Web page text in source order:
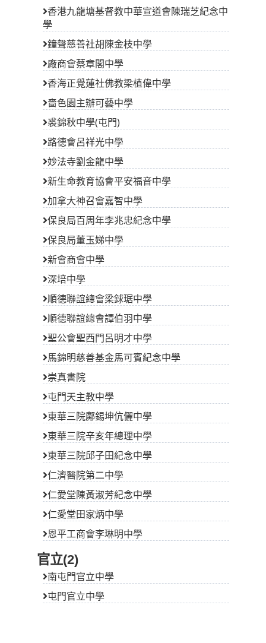
香港九龍塘基督教中華宣道會陳瑞芝紀念中
學
鐘聲慈善社胡陳金枝中學
廠商會蔡章閣中學
香海正覺蓮社佛教梁植偉中學
嗇色園主辦可藝中學
裘錦秋中學(屯門)
路德會呂祥光中學
妙法寺劉金龍中學
新生命教育協會平安福音中學
加拿大神召會嘉智中學
保良局百周年李兆忠紀念中學
保良局董玉娣中學
新會商會中學
深培中學
順德聯誼總會梁銶琚中學
順德聯誼總會譚伯羽中學
聖公會聖西門呂明才中學
馬錦明慈善基金馬可賓紀念中學
崇真書院
屯門天主教中學
東華三院鄺錫坤伉儷中學
東華三院辛亥年總理中學
東華三院邱子田紀念中學
仁濟醫院第二中學
仁愛堂陳黃淑芳紀念中學
仁愛堂田家炳中學
恩平工商會李琳明中學
官立(2)
南屯門官立中學
屯門官立中學